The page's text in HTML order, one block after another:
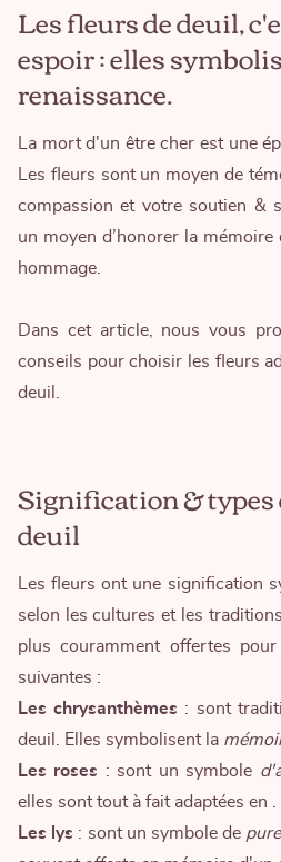
Les fleurs de deuil,
espoir : elles
renaissance.
La mort d'un être cher est une
Les fleurs sont un moyen de
compassion et votre soutien &
un moyen d’honorer la
hommage.
Dans cet article, nous vous
conseils pour choisir les fleurs
deuil.
Signification & types
deuil
Les fleurs ont une signification
selon les cultures et les
plus couramment offertes
suivantes :
Les chrysanthèmes : sont
deuil. Elles symbolisent la
Les roses : sont un symbole
elles sont tout à fait adaptées en .
Les lys : sont un symbole de